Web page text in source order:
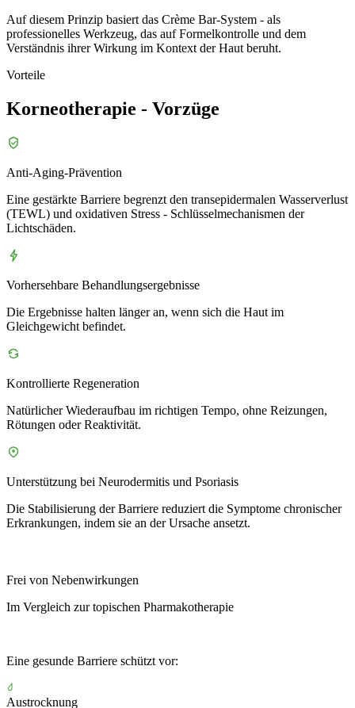
Auf diesem Prinzip basiert das Crème Bar-System - als
professionelles Werkzeug, das auf Formelkontrolle und dem
Verständnis ihrer Wirkung im Kontext der Haut beruht.
Vorteile
Korneotherapie - Vorzüge
Anti-Aging-Prävention
Eine gestärkte Barriere begrenzt den transepidermalen Wasserverlust
(TEWL) und oxidativen Stress - Schlüsselmechanismen der
Lichtschäden.
Vorhersehbare Behandlungsergebnisse
Die Ergebnisse halten länger an, wenn sich die Haut im
Gleichgewicht befindet.
Kontrollierte Regeneration
Natürlicher Wiederaufbau im richtigen Tempo, ohne Reizungen,
Rötungen oder Reaktivität.
Unterstützung bei Neurodermitis und Psoriasis
Die Stabilisierung der Barriere reduziert die Symptome chronischer
Erkrankungen, indem sie an der Ursache ansetzt.
Frei von Nebenwirkungen
Im Vergleich zur topischen Pharmakotherapie
Eine gesunde Barriere schützt vor:
Austrocknung